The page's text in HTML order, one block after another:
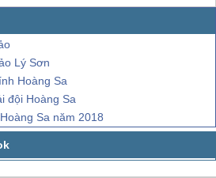
Lý Sơn
Hoàng Sa
đội Hoàng Sa
Sa năm 2018